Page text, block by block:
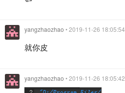
yangzhaozhao • 2019-11-26 18:05:54
就你皮
yangzhaozhao • 2019-11-26 18:05:42